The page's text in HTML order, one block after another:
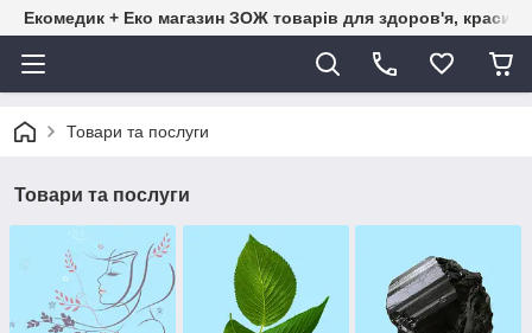
Екомедик + Еко магазин ЗОЖ товарів для здоров'я, краси
Товари та послуги
Товари та послуги